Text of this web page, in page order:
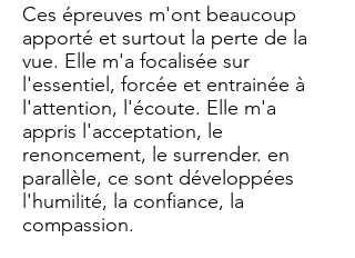
Ces épreuves m'ont beaucoup
apporté et surtout la perte de la
vue. Elle m'a focalisée sur
l'essentiel, forcée et entrainée à
l'attention, l'écoute. Elle m'a
appris l'acceptation, le
renoncement, le surrender. en
parallèle, ce sont développées
l'humilité, la confiance, la
compassion.